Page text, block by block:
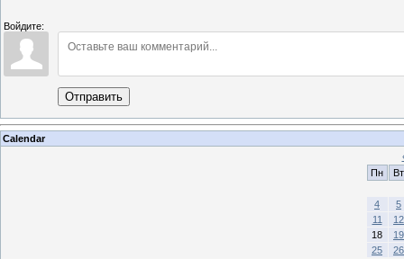
Войдите:
Отправить
Calendar
Пн
Вт
4
5
11
12
18
19
25
26